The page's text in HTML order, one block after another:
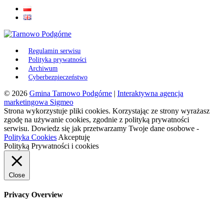
Regulamin serwisu
Polityka prywatności
Archiwum
Cyberbezpieczeństwo
© 2026 Gmina Tarnowo Podgórne | Interaktywna agencja
marketingowa Sigmeo
Strona wykorzystuje pliki cookies. Korzystając ze strony wyrażasz
zgodę na używanie cookies, zgodnie z polityką prywatności
serwisu. Dowiedz się jak przetwarzamy Twoje dane osobowe -
Polityka Cookies Akceptuję
Polityką Prywatności i cookies
Close
Privacy Overview